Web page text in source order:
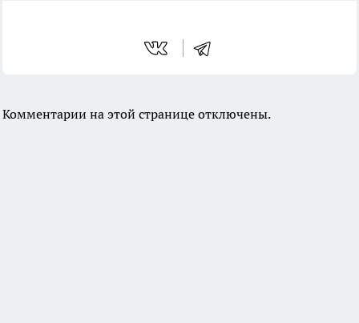
Комментарии на этой странице отключены.